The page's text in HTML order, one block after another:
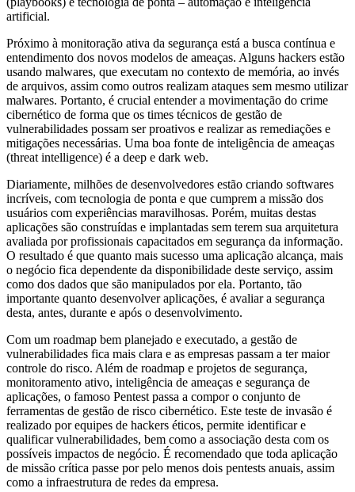
artificial.
Próximo à monitoração ativa da segurança está a busca contínua e
entendimento dos novos modelos de ameaças. Alguns hackers estão
usando malwares, que executam no contexto de memória, ao invés
de arquivos, assim como outros realizam ataques sem mesmo utilizar
malwares. Portanto, é crucial entender a movimentação do crime
cibernético de forma que os times técnicos de gestão de
vulnerabilidades possam ser proativos e realizar as remediações e
mitigações necessárias. Uma boa fonte de inteligência de ameaças
(threat intelligence) é a deep e dark web.
Diariamente, milhões de desenvolvedores estão criando softwares
incríveis, com tecnologia de ponta e que cumprem a missão dos
usuários com experiências maravilhosas. Porém, muitas destas
aplicações são construídas e implantadas sem terem sua arquitetura
avaliada por profissionais capacitados em segurança da informação.
O resultado é que quanto mais sucesso uma aplicação alcança, mais
o negócio fica dependente da disponibilidade deste serviço, assim
como dos dados que são manipulados por ela. Portanto, tão
importante quanto desenvolver aplicações, é avaliar a segurança
desta, antes, durante e após o desenvolvimento.
Com um roadmap bem planejado e executado, a gestão de
vulnerabilidades fica mais clara e as empresas passam a ter maior
controle do risco. Além de roadmap e projetos de segurança,
monitoramento ativo, inteligência de ameaças e segurança de
aplicações, o famoso Pentest passa a compor o conjunto de
ferramentas de gestão de risco cibernético. Este teste de invasão é
realizado por equipes de hackers éticos, permite identificar e
qualificar vulnerabilidades, bem como a associação desta com os
possíveis impactos de negócio. É recomendado que toda aplicação
de missão crítica passe por pelo menos dois pentests anuais, assim
como a infraestrutura de redes da empresa.